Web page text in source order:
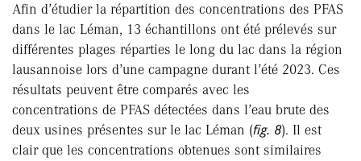
Afin d’étudier la répartition des concentrations des PFAS
dans le lac Léman, 13 échantillons ont été prélevés sur
différentes plages réparties le long du lac dans la région
lausannoise lors d’une campagne durant l’été 2023. Ces
résultats peuvent être comparés avec les
concentrations de PFAS détectées dans l’eau brute des
deux usines présentes sur le lac Léman (fig. 8). Il est
clair que les concentrations obtenues sont similaires